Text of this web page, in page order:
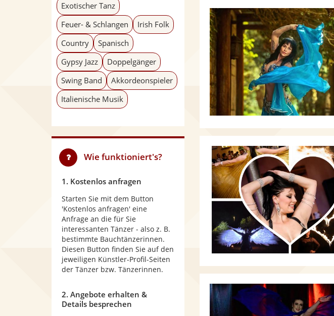
Exotischer Tanz
Feuer- & Schlangen
Irish Folk
Country
Spanisch
Gypsy Jazz
Doppelgänger
Swing Band
Akkordeonspieler
Italienische Musik
Wie funktioniert's?
1. Kostenlos anfragen
Starten Sie mit dem Button
'Kostenlos anfragen' eine
Anfrage an die für Sie
interessanten Tänzer - also z. B.
bestimmte Bauchtänzerinnen.
Diesen Button finden Sie auf den
jeweiligen Künstler-Profil-Seiten
der Tänzer bzw. Tänzerinnen.
2. Angebote erhalten &
Details besprechen